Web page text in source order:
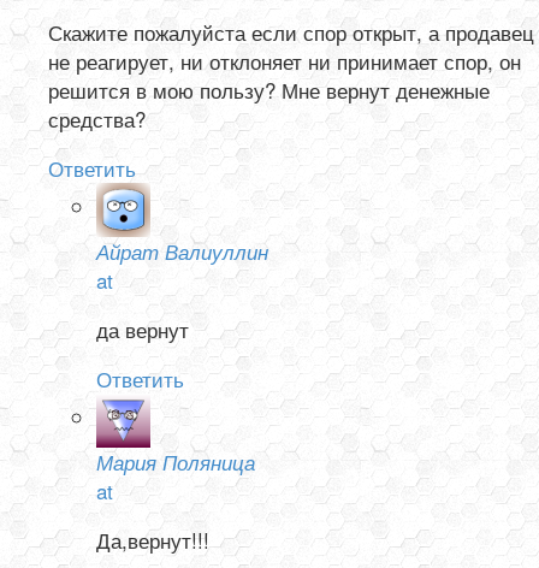
Скажите пожалуйста если спор открыт, а продавец
не реагирует, ни отклоняет ни принимает спор, он
решится в мою пользу? Мне вернут денежные
средства?
Ответить
Айрат Валиуллин
at
да вернут
Ответить
Мария Поляница
at
Да,вернут!!!